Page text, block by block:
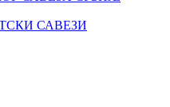
САВЕЗИ